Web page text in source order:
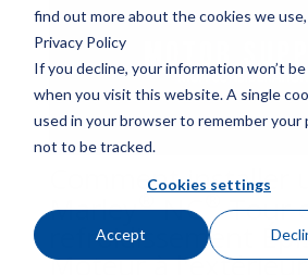
find out more about the cookies we
Privacy Policy
If you decline, your information won’t
when you visit this website. A single
used in your browser to remember your
not to be tracked.
Cookies settings
Accept
Comment installer
Marley ®NC®Tour
refroidissement
Moteur à l'extérieur